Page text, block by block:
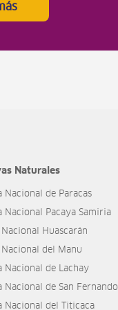
Naturales
Nacional de Paracas
Nacional Pacaya Samiria
Nacional Huascarán
Nacional del Manu
Nacional de Lachay
Nacional de San Fernando
Nacional del Titicaca